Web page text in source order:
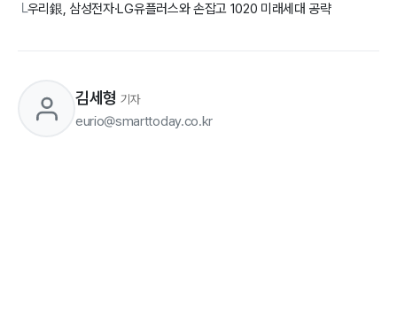
└우리銀, 삼성전자·LG유플러스와 손잡고 1020 미래세대 공략
김세형 기자
eurio@smarttoday.co.kr